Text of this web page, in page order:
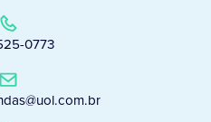
0773